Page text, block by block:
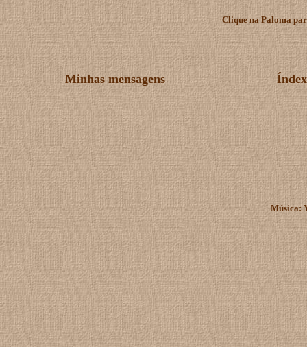
Clique na Paloma
Minhas mensagens
Música: